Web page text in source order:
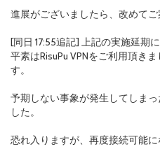
進展がございましたら、改めてご
[同日 17:55追記] 上記の実施延期
平素はRisuPu VPNをご利用頂き
す。
予期しない事象が発生してしま
した。
恐れ入りますが、再度接続可能